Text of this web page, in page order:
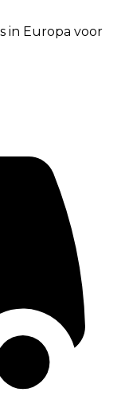
in Europa voor